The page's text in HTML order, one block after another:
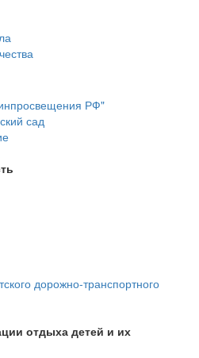
РФ"
сад
дорожно-транспортного
отдыха детей и их